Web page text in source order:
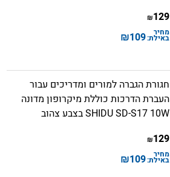
129
₪
מחיר
באילת:109
₪
חגורת הגברה למורים ומדריכים עבור
העברת הדרכות כוללת מיקרופון מדונה
SHIDU SD-S17 10W בצבע צהוב
129
₪
מחיר
באילת:109
₪